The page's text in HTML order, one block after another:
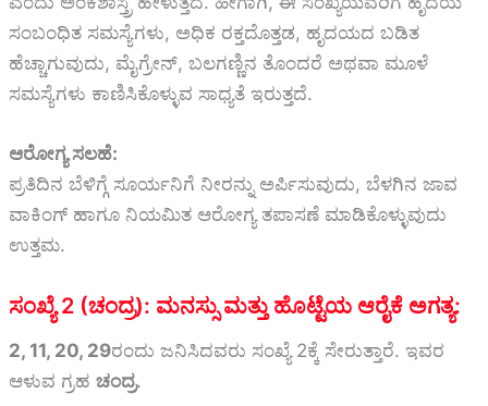
ಸಂಬಂಧಿತ ಸಮಸ್ಯೆಗಳು, ಅಧಿಕ ರಕ್ತದೊತ್ತಡ, ಹೃದಯದ ಬಡಿತ
ಹೆಚ್ಚಾಗುವುದು, ಮೈಗ್ರೇನ್, ಬಲಗಣ್ಣಿನ ತೊಂದರೆ ಅಥವಾ ಮೂಳೆ
ಸಮಸ್ಯೆಗಳು ಕಾಣಿಸಿಕೊಳ್ಳುವ ಸಾಧ್ಯತೆ ಇರುತ್ತದೆ.
ಆರೋಗ್ಯ ಸಲಹೆ:
ಪ್ರತಿದಿನ ಬೆಳಿಗ್ಗೆ ಸೂರ್ಯನಿಗೆ ನೀರನ್ನು ಅರ್ಪಿಸುವುದು, ಬೆಳಗಿನ ಜಾವ
ವಾಕಿಂಗ್ ಹಾಗೂ ನಿಯಮಿತ ಆರೋಗ್ಯ ತಪಾಸಣೆ ಮಾಡಿಕೊಳ್ಳುವುದು
ಉತ್ತಮ.
ಸಂಖ್ಯೆ 2 (ಚಂದ್ರ): ಮನಸ್ಸು ಮತ್ತು ಹೊಟ್ಟೆಯ ಆರೈಕೆ ಅಗತ್ಯ:
2, 11, 20, 29ರಂದು ಜನಿಸಿದವರು ಸಂಖ್ಯೆ 2ಕ್ಕೆ ಸೇರುತ್ತಾರೆ. ಇವರ
ಆಳುವ ಗ್ರಹ ಚಂದ್ರ.